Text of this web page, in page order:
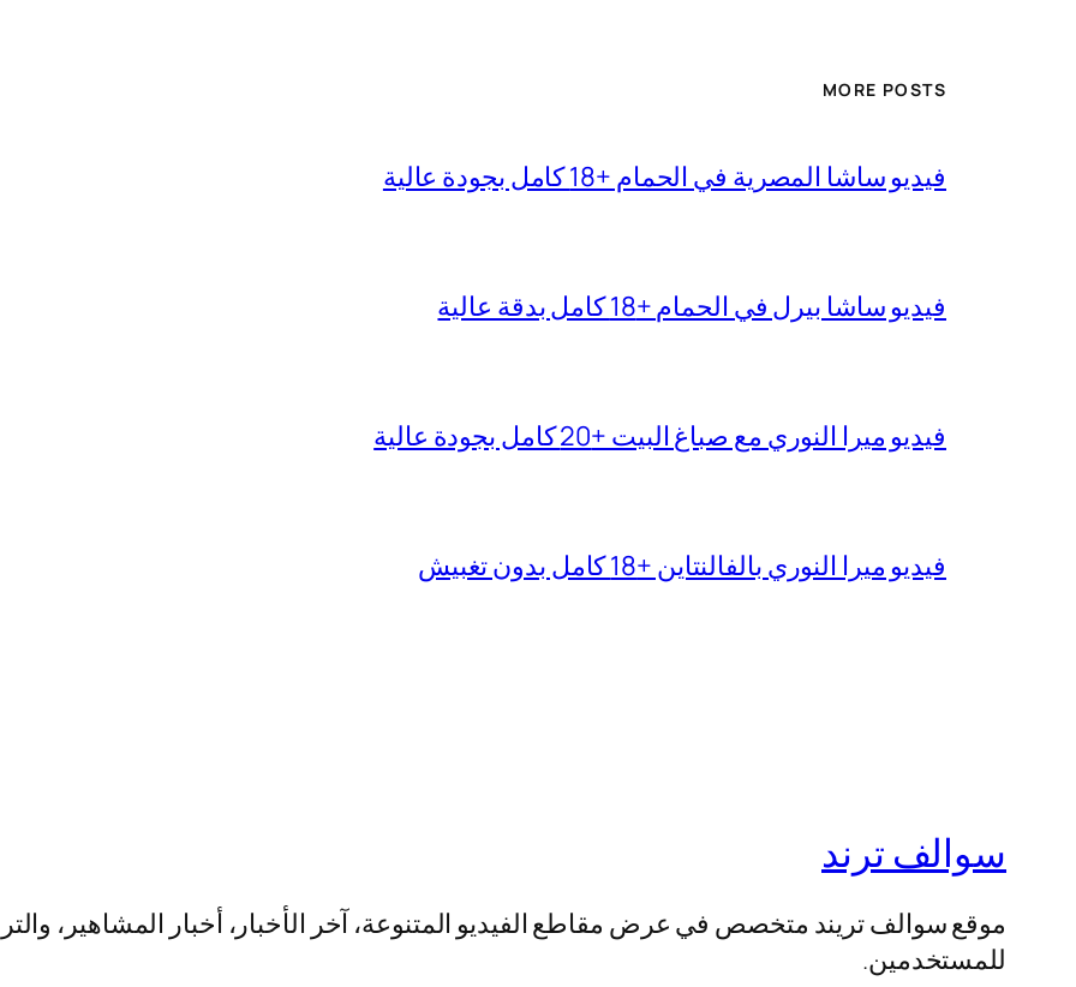
MORE POSTS
فيديو ساشا المصرية في الحمام +18 كامل بجودة عالية
فيديو ساشا بيرل في الحمام +18 كامل بدقة عالية
فيديو ميرا النوري مع صباغ البيت +20 كامل بجودة عالية
فيديو ميرا النوري بالفالنتاين +18 كامل بدون تغبيش
سوالف ترند
موقع سوالف تريند متخصص في عرض مقاطع الفيديو المتنوعة، آخر الأخبار، أخبار المشاهير،
للمستخدمين.